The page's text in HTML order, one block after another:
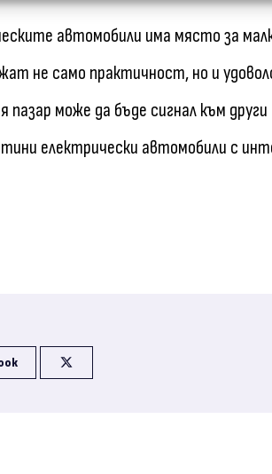
автомобили има място за
не само практичност, но и
може да бъде сигнал към други
електрически автомобили с